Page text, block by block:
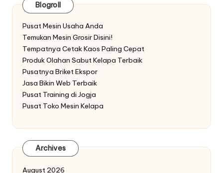
Blogroll
Pusat Mesin Usaha Anda
Temukan Mesin Grosir Disini!
Tempatnya Cetak Kaos Paling Cepat
Produk Olahan Sabut Kelapa Terbaik
Pusatnya Briket Ekspor
Jasa Bikin Web Terbaik
Pusat Training di Jogja
Pusat Toko Mesin Kelapa
Archives
August 2026